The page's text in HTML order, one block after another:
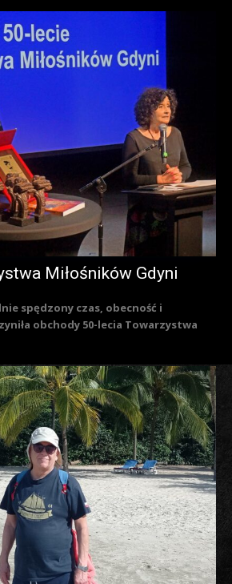
Miłośników Gdyni
spędzony czas, obecność i
obchody 50-lecia Towarzystwa